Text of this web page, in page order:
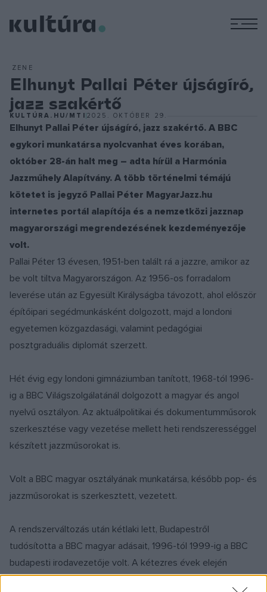
ZENE
Elhunyt Pallai Péter újságíró,
jazz szakértő
KULTÚRA.HU/MTI 2025. OKTÓBER 29.
Elhunyt Pallai Péter újságíró, jazz szakértő. A BBC
egykori munkatársa nyolcvanhat éves korában,
október 28-án halt meg – adta hírül a Harmónia
Jazzműhely Alapítvány. A több történelmi témájú
kötetet is jegyző Pallai Péter MagyarJazz.hu
internetes portál alapítója és a nemzetközi jazznap
magyarországi megrendezésének kezdeményezője
volt.
Pallai Péter 13 évesen, 1951-ben talált rá a jazzre, amikor az
be volt tiltva Magyarországon. Az 1956-os forradalom
leverése után az Egyesült Királyságba távozott, ahol először
építőipari segédmunkásként dolgozott, majd a londoni
egyetemen közgazdasági, valamint pedagógiai
posztgraduális diplomát szerzett.
Hét évig egy londoni gimnáziumban tanított, 1968-tól 1996-
ig a BBC Világszolgálatánál dolgozott a magyar és angol
nyelvű osztályon. Az aktuálpolitikai és dokumentumműsorok
szerkesztése vagy vezetése mellett heti rendszerességgel
készített jazzműsorokat is.
Volt a BBC magyar osztályának munkatársa, később pop- és
jazzműsorokat is szerkesztett, vezetett.
A rendszerváltozás után kétlaki lett, Budapestről
tudósította a BBC magyar adásait, 1996-tól 1999-ig a BBC
budapesti irodavezetője volt. A kétezres évek elején
szerkesztőbizottsági tagként segítette az InfoRádió